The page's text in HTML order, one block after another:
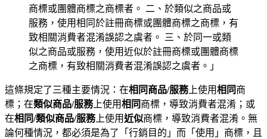
商標或團體商標之商標者。 二、於類似之商品或
服務，使用相同於註冊商標或團體商標之商標，有
致相關消費者混淆誤認之虞者。 三、於同一或類
似之商品或服務，使用近似於註冊商標或團體商標
之商標，有致相關消費者混淆誤認之虞者。」
這條規定了三種主要情況：在相同商品/服務上使用相同 商
標；在類似商品/服務上使用相同 商標，導致消費者混淆；或
在相同/類似商品/服務上使用近似商標，導致消費者混淆。無
論何種情況，都必須是為了「行銷目的」而「使用」商標，且